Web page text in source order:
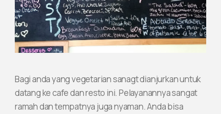
Bagi anda yang vegetarian sanagt dianjurkan untuk
datang ke cafe dan resto ini. Pelayanannya sangat
ramah dan tempatnya juga nyaman. Anda bisa